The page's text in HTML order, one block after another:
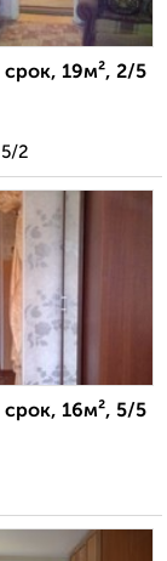
19м², 2/5
2
16м², 5/5